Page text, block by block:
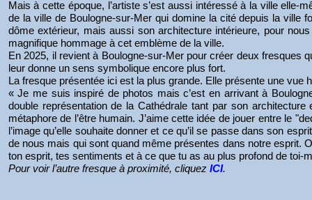
Mais à cette époque, l’artiste s’est aussi intéressé à la ville
de la ville de Boulogne-sur-Mer qui domine la cité depuis la ville
dôme extérieur, mais aussi son architecture intérieure, pour
magnifique hommage à cet emblème de la ville.
En 2025, il revient à Boulogne-sur-Mer pour créer deux fresques
leur donne un sens symbolique encore plus fort.
La fresque présentée ici est la plus grande. Elle présente une vue
« Je me suis inspiré de photos mais c’est en arrivant à
double représentation de la Cathédrale tant par son
métaphore de l’être humain. J’aime cette idée de jouer entre le
l’image qu’elle souhaite donner et ce qu’il se passe dans son
de nous mais qui sont quand même présentes dans notre esprit.
ton esprit, tes sentiments et à ce que tu as au plus profond de toi-
Pour voir l’autre fresque à proximité, cliquez ICI.